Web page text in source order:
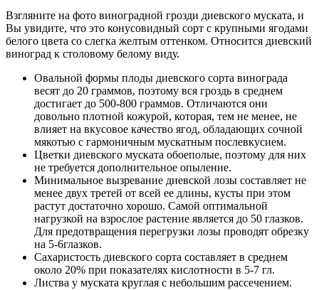
Взгляните на фото виноградной грозди диевского муската, и
Вы увидите, что это конусовидный сорт с крупными ягодами
белого цвета со слегка желтым оттенком. Относится диевский
виноград к столовому белому виду.
Овальной формы плоды диевского сорта винограда
весят до 20 граммов, поэтому вся гроздь в среднем
достигает до 500-800 граммов. Отличаются они
довольно плотной кожурой, которая, тем не менее, не
влияет на вкусовое качество ягод, обладающих сочной
мякотью с гармоничным мускатным послевкусием.
Цветки диевского муската обоеполые, поэтому для них
не требуется дополнительное опыление.
Минимальное вызревание диевской лозы составляет не
менее двух третей от всей ее длины, кусты при этом
растут достаточно хорошо. Самой оптимальной
нагрузкой на взрослое растение является до 50 глазков.
Для предотвращения перегрузки лозы проводят обрезку
на 5-6глазков.
Сахаристость диевского сорта составляет в среднем
около 20% при показателях кислотности в 5-7 гл.
Листва у муската круглая с небольшим рассечением.